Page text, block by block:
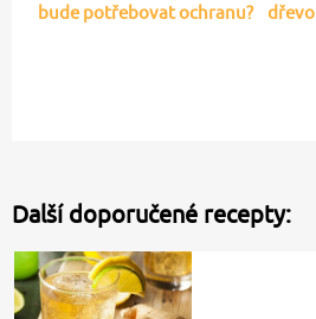
bude potřebovat ochranu?
dřevo
Další doporučené recepty: